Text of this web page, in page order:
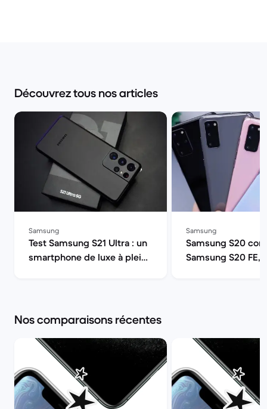
Découvrez tous nos articles
Samsung
Test Samsung S21 Ultra : un
smartphone de luxe à pleine
Samsung
Samsung S20
Samsung S20 FE,
Nos comparaisons récentes